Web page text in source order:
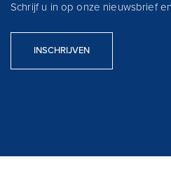
Schrijf u in op onze nieuwsbrief
INSCHRIJVEN